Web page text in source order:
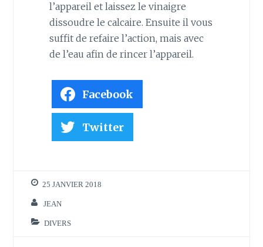
l’appareil et laissez le vinaigre
dissoudre le calcaire. Ensuite il vous
suffit de refaire l’action, mais avec
de l’eau afin de rincer l’appareil.
Facebook
Twitter
25 JANVIER 2018
JEAN
DIVERS